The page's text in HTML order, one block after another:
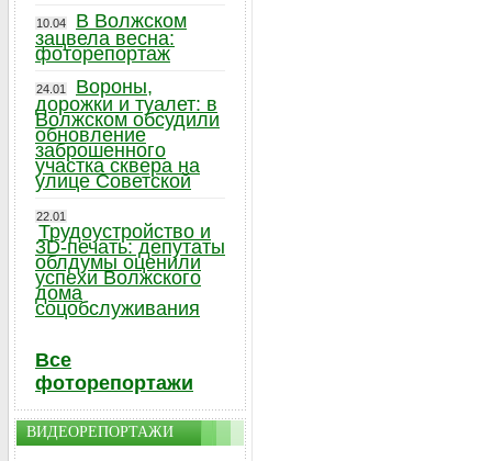
10.04
В Волжском
зацвела весна:
фоторепортаж
24.01
Вороны,
дорожки и туалет: в
Волжском обсудили
обновление
заброшенного
участка сквера на
улице Советской
22.01
Трудоустройство и
3D-печать: депутаты
облдумы оценили
успехи Волжского
дома
соцобслуживания
Все
фоторепортажи
ВИДЕОРЕПОРТАЖИ